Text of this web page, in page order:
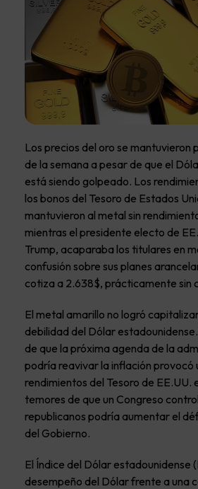
Los precios del oro se mantuvieron
de la semana a pesar de que el
está siendo golpeado. Los
los bonos del Tesoro de Estados
mantuvieron al metal sin
mientras el presidente electo de
Trump, acaparaba los titulares en
confusión sobre sus planes
cotiza a 2.638$, prácticamente sin
El metal amarillo no logró
debilidad del Dólar
de que la próxima agenda de la
podría reavivar la inflación provocó
rendimientos del Tesoro de EE.UU.
temores de que un Congreso
republicanos podría aumentar el
del Gobierno.
El Índice del Dólar estadounidense
desempeño del Dólar frente a una